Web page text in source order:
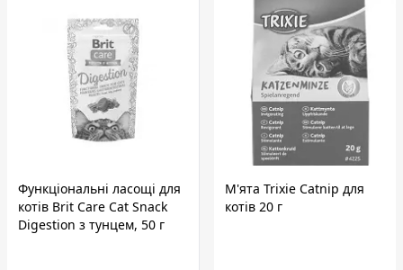
Функціональні ласощі для
котів Brit Care Cat Snack
Digestion з тунцем, 50 г
М'ята Trixie Catnip для
котів 20 г